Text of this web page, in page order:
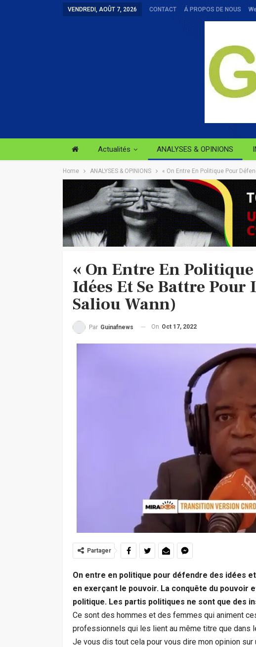
VENDREDI, AOÛT 7, 2026 CONTACT Á PROPOS DE NOUS
Actualités ANALYSES & OPINIONS
Home ANALYSES & OPINIONS « On Entre En Politique Pour
« On Entre En
Idées Et Se Battre
Saliou Wann)
Par Guinafnews On Oct 17, 2022
Partager
On entre en politique pour défendre des idées
en exerçant le pouvoir. La conquête du pouvoir
politique. Les partis politiques ne sont que des
Ce sont des hommes et des femmes qui animent
professionnels qui les lient au même titre que dans
Je vous dis tout cela pour vous dire mon opinion